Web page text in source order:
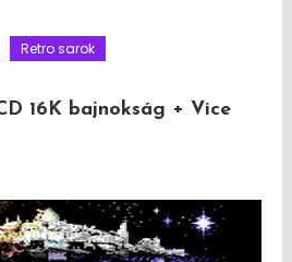
Retro sarok
16K bajnokság + Vice